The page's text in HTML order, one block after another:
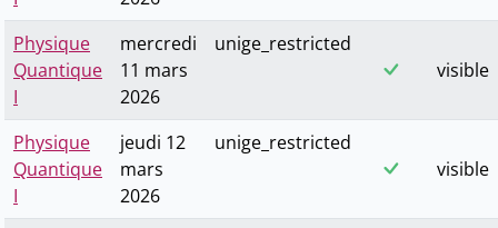
Physique
Quantique
I
mercredi
11 mars
2026
unige_restricted
visible
Physique
Quantique
I
jeudi 12
mars
2026
unige_restricted
visible